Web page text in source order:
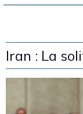
Iran : La